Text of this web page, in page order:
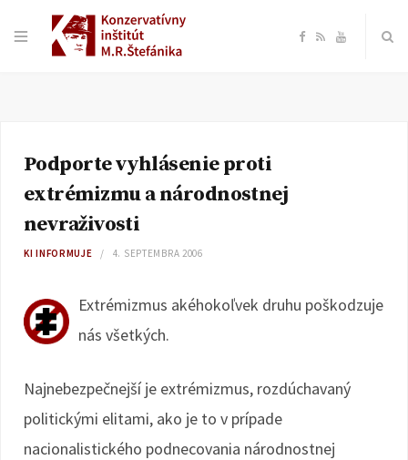
F
o
R Y
e
Podporte vyhlásenie proti
extrémizmu a národnostnej
nevraživosti
KI INFORMUJE 4. SEPTEMBRA 2006
Extrémizmus akéhokoľvek druhu poškodzuje
nás všetkých.
Najnebezpečnejší je extrémizmus, rozdúchavaný
politickými elitami, ako je to v prípade
nacionalistického podnecovania národnostnej